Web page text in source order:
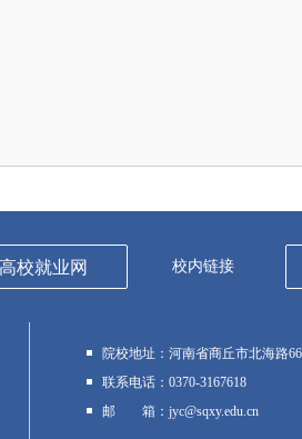
校就业网 校内链接
院校地址： 河南省商丘市北海路
联系电话： 0370-3167618
邮 箱： jyc@sqxy.edu.cn